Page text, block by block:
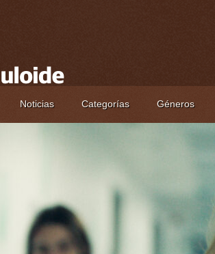
Noticias Categorías Géneros